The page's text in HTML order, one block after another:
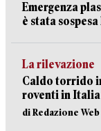
Emergenza
è stata
La rilevazione
Caldo torrido
roventi in Italia
di Redazione Web